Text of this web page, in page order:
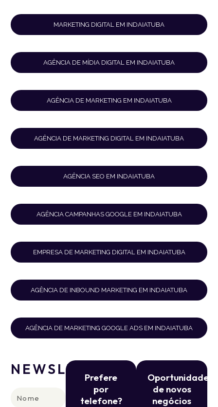
MARKETING DIGITAL EM INDAIATUBA
AGÊNCIA DE MÍDIA DIGITAL EM INDAIATUBA
AGÊNCIA DE MARKETING EM INDAIATUBA
AGÊNCIA DE MARKETING DIGITAL EM INDAIATUBA
AGÊNCIA SEO EM INDAIATUBA
AGÊNCIA CAMPANHAS GOOGLE EM INDAIATUBA
EMPRESA DE MARKETING DIGITAL EM INDAIATUBA
AGÊNCIA DE INBOUND MARKETING EM INDAIATUBA
AGÊNCIA DE MARKETING GOOGLE ADS EM INDAIATUBA
NEWSLETTER
Prefere
por
telefone?
Oportunidade
de novos
negócios